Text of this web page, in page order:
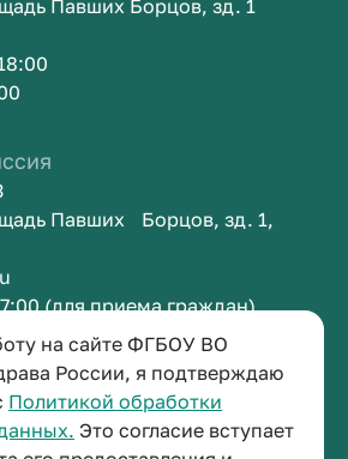
на сайте ФГБОУ ВО
России, я подтверждаю
Политикой обработки
Это согласие вступает
Павших Борцов, зд. 1
Павших Борцов, зд. 1,
(для приема граждан)
Павших Борцов, зд. 1,